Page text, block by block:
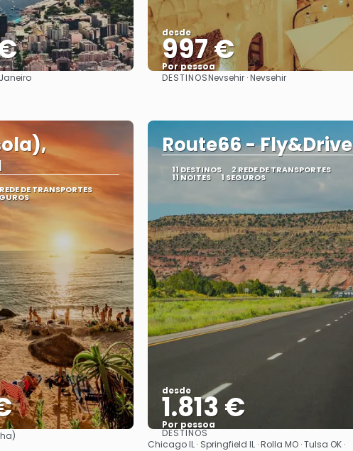
Vejo
desde
997 €
Por pessoa
Vejo
DESTINOSNevsehir · Nevsehir
DE TRANSPORTES
Vejo
Route66 - Fly&Drive
11 DESTINOS 2 REDE DE TRANSPORTES
11 NOITES 1 SEGUROS
desde
1.813 €
Por pessoa
Vejo
DESTINOS
Chicago IL · Springfield IL · Rolla MO · Tulsa OK ·